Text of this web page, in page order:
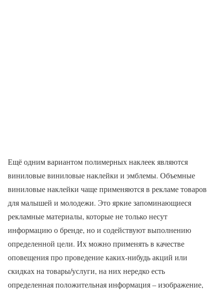
Ещё одним вариантом полимерных наклеек являются
виниловые виниловые наклейки и эмблемы. Объемные
виниловые наклейки чаще применяются в рекламе товаров
для малышей и молодежи. Это яркие запоминающиеся
рекламные материалы, которые не только несут
информацию о бренде, но и содействуют выполнению
определенной цели. Их можно применять в качестве
оповещения про проведение каких-нибудь акций или
скидках на товары/услуги, на них нередко есть
определенная положительная информация – изображение,